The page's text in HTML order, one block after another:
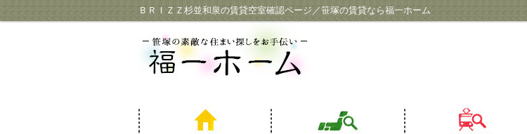
ＢＲＩＺＺ杉並和泉の賃貸空室確認ページ／笹塚の賃貸なら福一ホーム